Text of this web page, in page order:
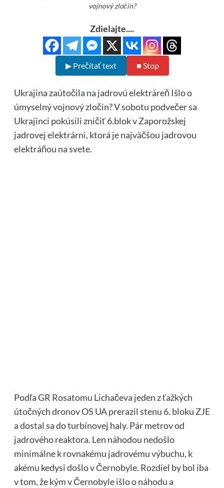
vojnový zločin?
Zdielajte....
▶ Prečítať text ■ Stop
Ukrajina zaútočila na jadrovú elektráreň Išlo o
úmyselný vojnový zločin? V sobotu podvečer sa
Ukrajinci pokúsili zničiť 6.blok v Zaporožskej
jadrovej elektrárni, ktorá je najväčšou jadrovou
elektráňou na svete.
Podľa GR Rosatomu Lichačeva jeden z ťažkých
útočných dronov OS UA prerazil stenu 6. bloku ZJE
a dostal sa do turbínovej haly. Pár metrov od
jadrového reaktora. Len náhodou nedošlo
minimálne k rovnakému jadrovému výbuchu, k
akému kedysi došlo v Černobyle. Rozdiel by bol iba
v tom, že kým v Černobyle išlo o náhodu a